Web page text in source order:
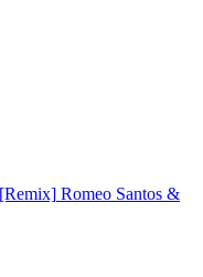
Romeo Santos &